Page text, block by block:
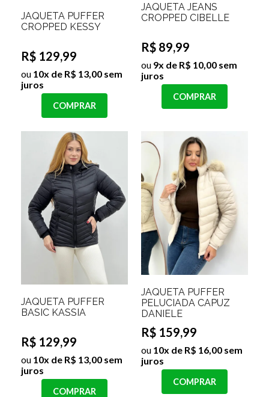
JAQUETA PUFFER
CROPPED KESSY
R$ 129,99
ou 10x de R$ 13,00 sem
juros
COMPRAR
JAQUETA JEANS
CROPPED CIBELLE
R$ 89,99
ou 9x de R$ 10,00 sem
juros
COMPRAR
JAQUETA PUFFER
BASIC KASSIA
R$ 129,99
ou 10x de R$ 13,00 sem
juros
COMPRAR
JAQUETA PUFFER
PELUCIADA CAPUZ
DANIELE
R$ 159,99
ou 10x de R$ 16,00 sem
juros
COMPRAR